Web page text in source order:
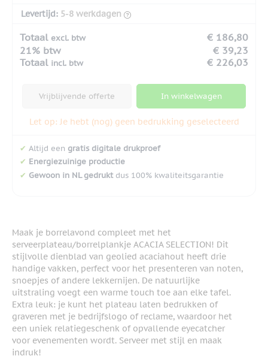
Levertijd: 5-8 werkdagen
Totaal excl. btw
€ 186,80
21% btw
€ 39,23
Totaal incl. btw € 226,03
Vrijblijvende offerte In winkelwagen
Let op: Je hebt (nog) geen bedrukking geselecteerd
✔ Altijd een gratis digitale drukproef
✔ Energiezuinige productie
✔ Gewoon in NL gedruktdus 100% kwaliteitsgarantie
Maak je borrelavond compleet met het
serveerplateau/borrelplankje ACACIA SELECTION! Dit
stijlvolle dienblad van geolied acaciahout heeft drie
handige vakken, perfect voor het presenteren van noten,
snoepjes of andere lekkernijen. De natuurlijke
uitstraling voegt een warme touch toe aan elke tafel.
Extra leuk: je kunt het plateau laten bedrukken of
graveren met je bedrijfslogo of reclame, waardoor het
een uniek relatiegeschenk of opvallende eyecatcher
voor evenementen wordt. Serveer met stijl en maak
indruk!